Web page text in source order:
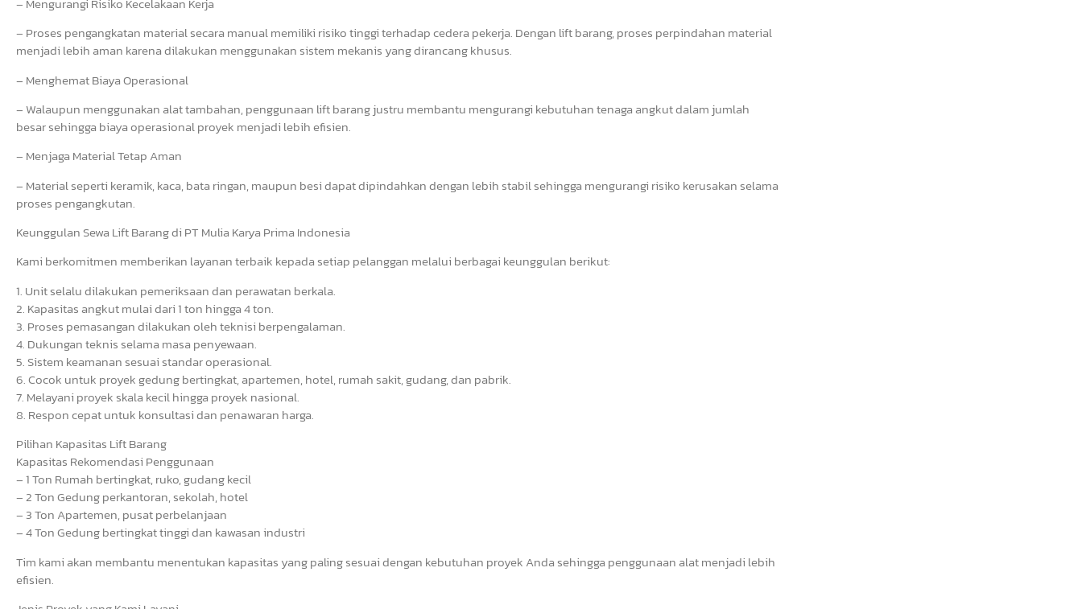
– Proses pengangkatan material secara manual memiliki risiko tinggi terhadap cedera pekerja. Dengan lift barang, proses perpindahan material
menjadi lebih aman karena dilakukan menggunakan sistem mekanis yang dirancang khusus.
– Menghemat Biaya Operasional
– Walaupun menggunakan alat tambahan, penggunaan lift barang justru membantu mengurangi kebutuhan tenaga angkut dalam jumlah
besar sehingga biaya operasional proyek menjadi lebih efisien.
– Menjaga Material Tetap Aman
– Material seperti keramik, kaca, bata ringan, maupun besi dapat dipindahkan dengan lebih stabil sehingga mengurangi risiko kerusakan selama
proses pengangkutan.
Keunggulan Sewa Lift Barang di PT Mulia Karya Prima Indonesia
Kami berkomitmen memberikan layanan terbaik kepada setiap pelanggan melalui berbagai keunggulan berikut:
1. Unit selalu dilakukan pemeriksaan dan perawatan berkala.
2. Kapasitas angkut mulai dari 1 ton hingga 4 ton.
3. Proses pemasangan dilakukan oleh teknisi berpengalaman.
4. Dukungan teknis selama masa penyewaan.
5. Sistem keamanan sesuai standar operasional.
6. Cocok untuk proyek gedung bertingkat, apartemen, hotel, rumah sakit, gudang, dan pabrik.
7. Melayani proyek skala kecil hingga proyek nasional.
8. Respon cepat untuk konsultasi dan penawaran harga.
Pilihan Kapasitas Lift Barang
Kapasitas Rekomendasi Penggunaan
– 1 Ton Rumah bertingkat, ruko, gudang kecil
– 2 Ton Gedung perkantoran, sekolah, hotel
– 3 Ton Apartemen, pusat perbelanjaan
– 4 Ton Gedung bertingkat tinggi dan kawasan industri
Tim kami akan membantu menentukan kapasitas yang paling sesuai dengan kebutuhan proyek Anda sehingga penggunaan alat menjadi lebih
efisien.